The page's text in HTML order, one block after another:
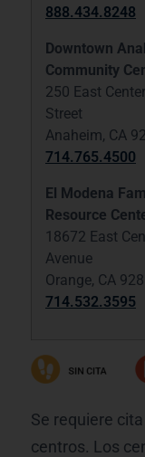
888.434.8248
Downtown
Community
250 East Center
Street
Anaheim, CA
714.765.4500
El Modena
Resource
18672 East
Avenue
Orange, CA
714.532.3595
Se requiere
centros. Los